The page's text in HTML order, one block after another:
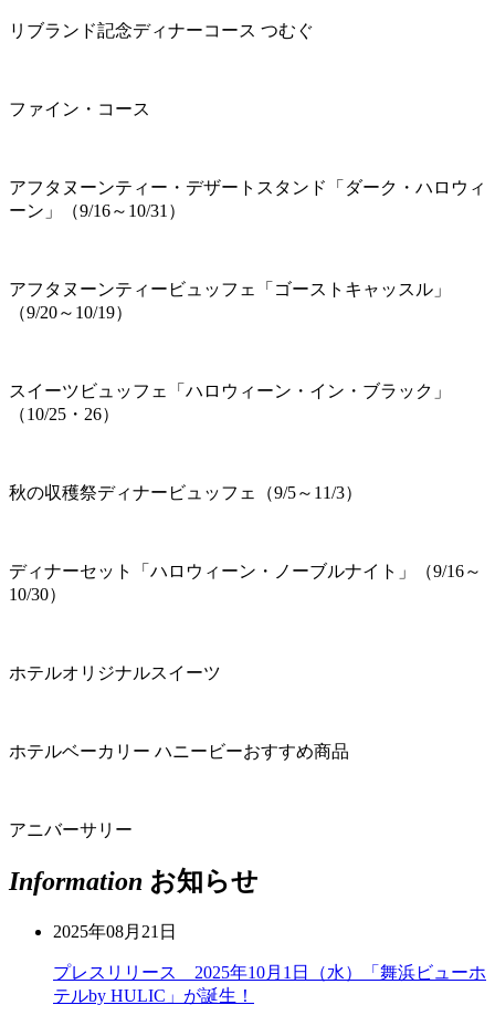
リブランド記念ディナーコース つむぐ
ファイン・コース
アフタヌーンティー・デザートスタンド「ダーク・ハロウィ
ーン」（9/16～10/31）
アフタヌーンティービュッフェ「ゴーストキャッスル」
（9/20～10/19）
スイーツビュッフェ「ハロウィーン・イン・ブラック」
（10/25・26）
秋の収穫祭ディナービュッフェ（9/5～11/3）
ディナーセット「ハロウィーン・ノーブルナイト」（9/16～
10/30）
ホテルオリジナルスイーツ
ホテルベーカリー ハニービーおすすめ商品
アニバーサリー
Information お知らせ
2025年08月21日
プレスリリース 2025年10月1日（水）「舞浜ビューホ
テルby HULIC」が誕生！